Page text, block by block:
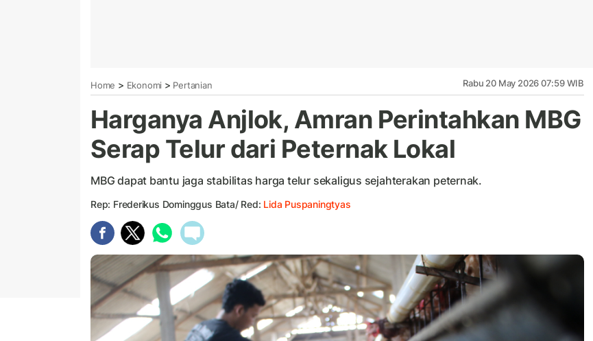
Home > Ekonomi > Pertanian Rabu 20 May 2026 07:59 WIB
Harganya Anjlok, Amran Perintahkan MBG
Serap Telur dari Peternak Lokal
MBG dapat bantu jaga stabilitas harga telur sekaligus sejahterakan peternak.
Rep: Frederikus Dominggus Bata/ Red: Lida Puspaningtyas